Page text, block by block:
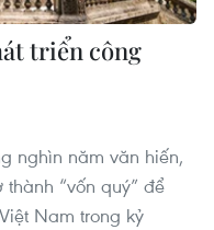
triển công
nghìn năm văn hiến,
“vốn quý” để
Nam trong kỷ